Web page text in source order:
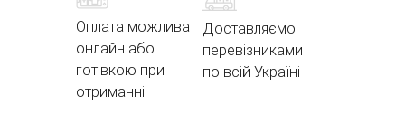
Оплата можлива
онлайн або
готівкою при
отриманні
Доставляємо
перевізниками
по всій Україні